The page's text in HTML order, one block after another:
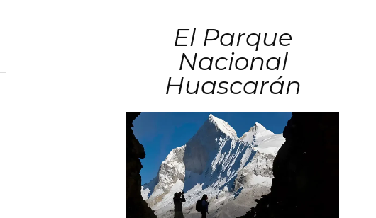
El Parque
Nacional
Huascarán